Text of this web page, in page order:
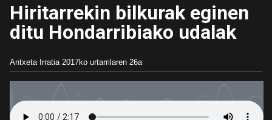
Hiritarrekin bilkurak eginen
ditu Hondarribiako udalak
Antxeta Irratia 2017ko urtarrilaren 26a